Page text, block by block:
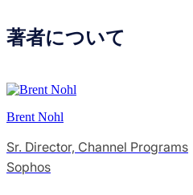
著者について
Brent Nohl
Sr. Director, Channel Programs
Sophos